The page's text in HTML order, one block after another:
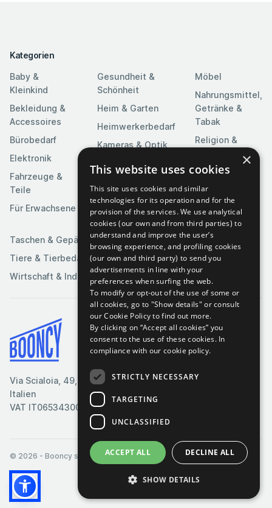
Kategorien
Baby &
Kleinkind
Bekleidung &
Accessoires
Bürobedarf
Elektronik
Fahrzeuge &
Teile
Für Erwachsene
Gesundheit &
Schönheit
Heim & Garten
Heimwerkerbedarf
Kameras & Optik
Kunst &
Unterhaltung
Medien
Möbel
Nahrungsmittel,
Getränke &
Tabak
Religion &
Feierlichkeiten
Software
Spielzeuge &
Spiele
Sportartikel
Taschen & Gepäck
Tiere & Tierbedarf
Wirtschaft & Industrie
Via Scialoia, 49, Florenz,
Italien
VAT IT06534300485
Bedingungen & Konditionen
Cookie-Richtlinie
Datenschutzrichtlinie
© 2026 - Booncy srl - VAT IT06534300485
×
This website uses cookies
This site uses cookies and similar
technologies for its operation and for the
provision of the services. We use analytical
cookies (our own and from third parties) to
understand and improve the user’s
browsing experience, and profiling cookies
(our own and third party) to send you
advertisements in line with your
preferences when surfing the web.
To modify or opt-out of the use of some or
all cookies, go to "Show details" or consult
our Cookie Policy to find out more.
By clicking on “Accept all cookies” you
consent to the use of these cookies. In
compliance with our cookie policy.
STRICTLY NECESSARY
TARGETING
UNCLASSIFIED
ACCEPT ALL DECLINE ALL
SHOW DETAILS